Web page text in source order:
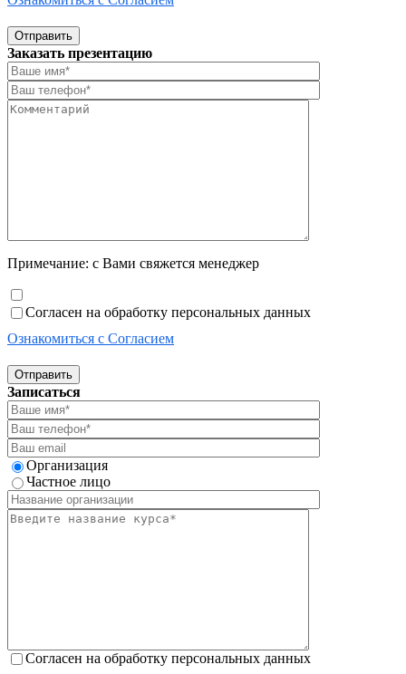
Отправить
Заказать презентацию
Примечание: с Вами свяжется менеджер
Согласен на обработку персональных данных
Ознакомиться с Согласием
Отправить
Записаться
Организация
Частное лицо
Согласен на обработку персональных данных